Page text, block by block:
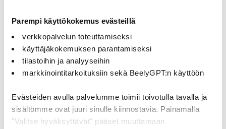
Parempi käyttökokemus evästeillä
verkkopalvelun toteuttamiseksi
käyttäjäkokemuksen parantamiseksi
tilastoihin ja analyyseihin
markkinointitarkoituksiin sekä BeelyGPT:n käyttöön
Evästeiden avulla palvelumme toimii toivotulla tavalla ja
sisältömme ovat juuri sinulle kiinnostavia. Painamalla
"Valitse hyväksyttävät" pääset muuttamaan